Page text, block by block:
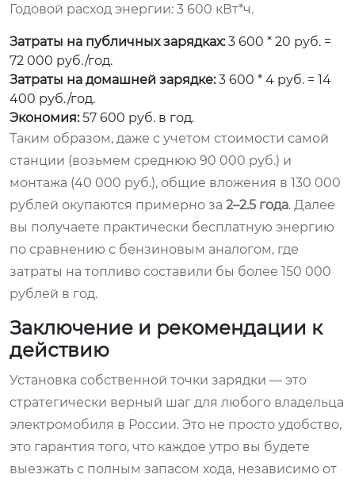
Годовой расход энергии: 3 600 кВт*ч.
Затраты на публичных зарядках:3 600 * 20 руб. =
72 000 руб./год.
Затраты на домашней зарядке:3 600 * 4 руб. = 14
400 руб./год.
Экономия:57 600 руб. в год.
Таким образом, даже с учетом стоимости самой
станции (возьмем среднюю 90 000 руб.) и
монтажа (40 000 руб.), общие вложения в 130 000
рублей окупаются примерно за 2–2.5 года. Далее
вы получаете практически бесплатную энергию
по сравнению с бензиновым аналогом, где
затраты на топливо составили бы более 150 000
рублей в год.
Заключение и рекомендации к
действию
Установка собственной точки зарядки — это
стратегически верный шаг для любого владельца
электромобиля в России. Это не просто удобство,
это гарантия того, что каждое утро вы будете
выезжать с полным запасом хода, независимо от